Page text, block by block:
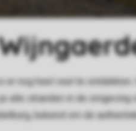
nog heel veel te ontdekken.
alle stranden in de omgeving
bekend om de